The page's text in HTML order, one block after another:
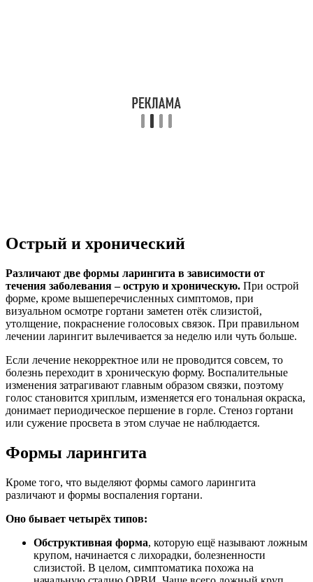
Острый и хронический
Различают две формы ларингита в зависимости от
течения заболевания – острую и хроническую. При острой
форме, кроме вышеперечисленных симптомов, при
визуальном осмотре гортани заметен отёк слизистой,
утолщение, покраснение голосовых связок. При правильном
лечении ларингит вылечивается за неделю или чуть больше.
Если лечение некорректное или не проводится совсем, то
болезнь переходит в хроническую форму. Воспалительные
изменения затрагивают главным образом связки, поэтому
голос становится хриплым, изменяется его тональная окраска,
донимает периодическое першение в горле. Стеноз гортани
или сужение просвета в этом случае не наблюдается.
Формы ларингита
Кроме того, что выделяют формы самого ларингита
различают и формы воспаления гортани.
Оно бывает четырёх типов:
Обструктивная форма, которую ещё называют ложным
крупом, начинается с лихорадки, болезненности
слизистой. В целом, симптоматика похожа на